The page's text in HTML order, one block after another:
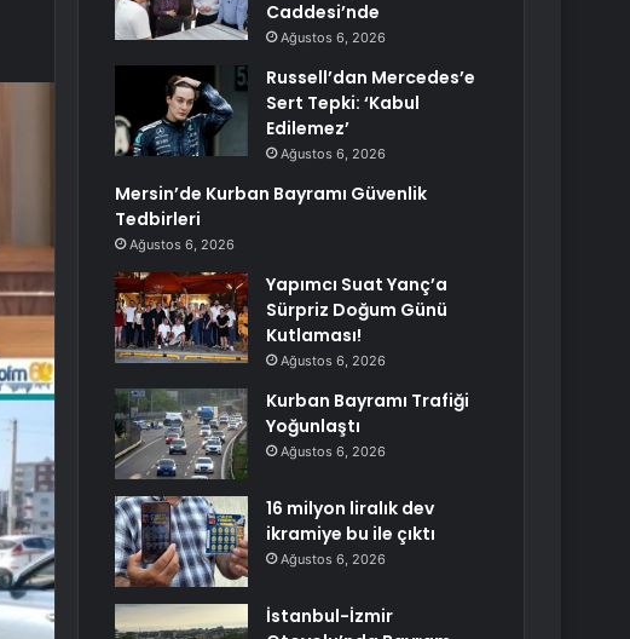
Caddesi’nde
Ağustos 6, 2026
Russell’dan Mercedes’e
Sert Tepki: ‘Kabul
Edilemez’
Ağustos 6, 2026
Mersin’de Kurban Bayramı Güvenlik
Tedbirleri
Ağustos 6, 2026
Yapımcı Suat Yanç’a
Sürpriz Doğum Günü
Kutlaması!
Ağustos 6, 2026
Kurban Bayramı Trafiği
Yoğunlaştı
Ağustos 6, 2026
16 milyon liralık dev
ikramiye bu ile çıktı
Ağustos 6, 2026
İstanbul-İzmir